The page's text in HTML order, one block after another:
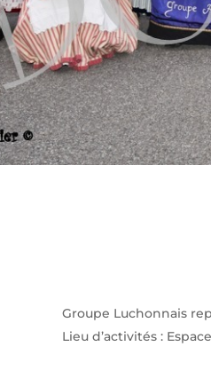
Groupe Luchonnais
Lieu d’activités :